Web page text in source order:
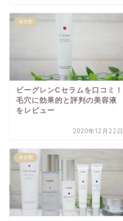
未分類
ビーグレンCセラムを口コミ！
毛穴に効果的と評判の美容液
をレビュー
2020年12月22日
未分類